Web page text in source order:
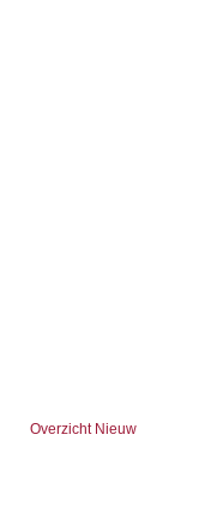
Overzicht Nieuw